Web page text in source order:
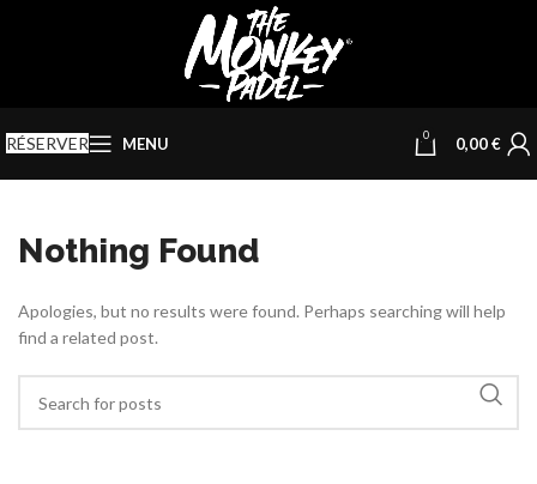
RÉSERVER MENU 0 0,00€
Nothing Found
Apologies, but no results were found. Perhaps searching will help
find a related post.